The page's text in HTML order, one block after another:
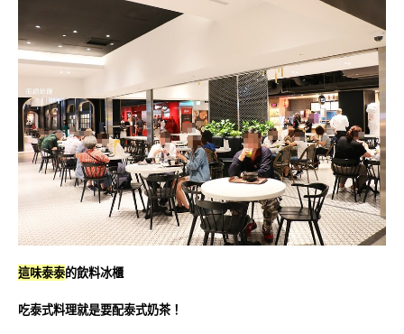
這味泰泰的飲料冰櫃
吃泰式料理就是要配泰式奶茶！